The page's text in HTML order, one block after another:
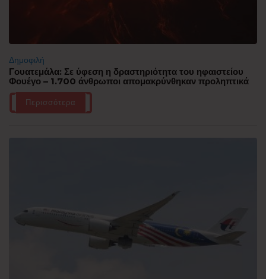
Δημοφιλή
Γουατεμάλα: Σε ύφεση η δραστηριότητα του ηφαιστείου
Φουέγο – 1.700 άνθρωποι απομακρύνθηκαν προληπτικά
Περισσότερα